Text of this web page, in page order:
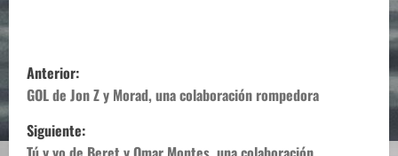
N
a
v
Anterior:
GOL de Jon Z y Morad, una colaboración rompedora
Siguiente: